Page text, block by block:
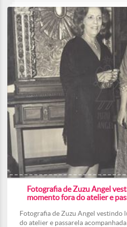
Fotografia de Zuzu Angel
momento fora do atelier e
Fotografia de Zuzu Angel vestindo
do atelier e passarela acompanhada